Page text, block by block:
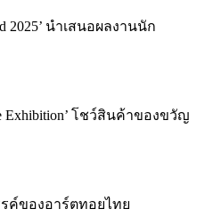
2025’ นำเสนอผลงานนัก
Exhibition’ โชว์สินค้าของขวัญ
รค์ของอาร์ตทอยไทย